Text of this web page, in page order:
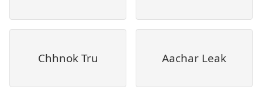
Chhnok Tru Aachar Leak